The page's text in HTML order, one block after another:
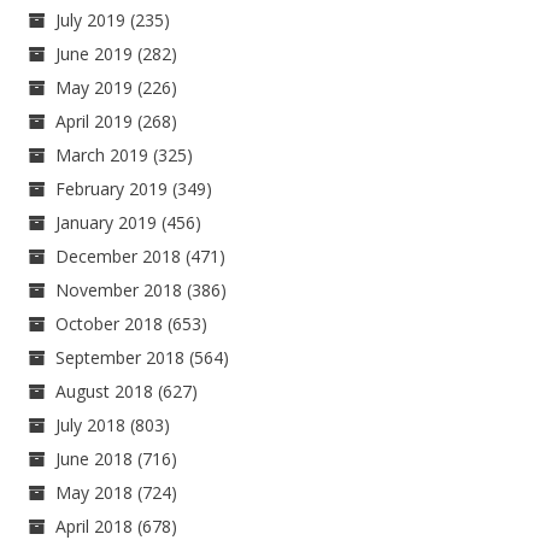
July 2019 (235)
June 2019 (282)
May 2019 (226)
April 2019 (268)
March 2019 (325)
February 2019 (349)
January 2019 (456)
December 2018 (471)
November 2018 (386)
October 2018 (653)
September 2018 (564)
August 2018 (627)
July 2018 (803)
June 2018 (716)
May 2018 (724)
April 2018 (678)